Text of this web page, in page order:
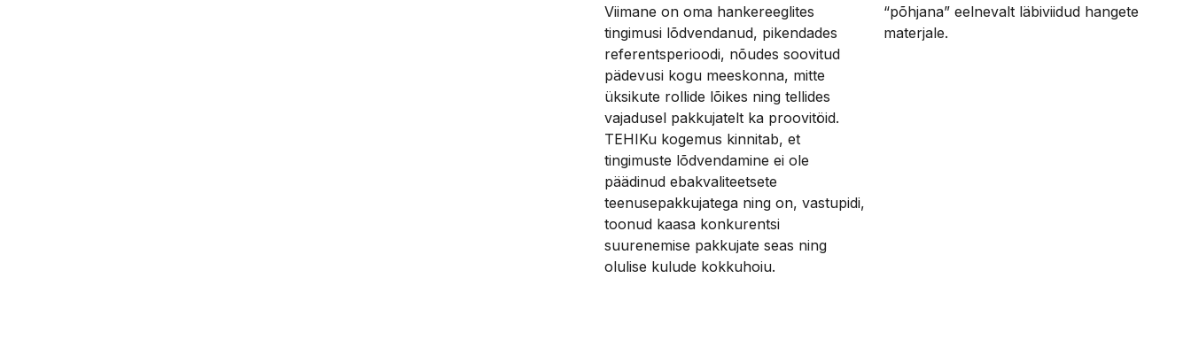
Viimane on oma hankereeglites
tingimusi lõdvendanud, pikendades
referentsperioodi, nõudes soovitud
pädevusi kogu meeskonna, mitte
üksikute rollide lõikes ning tellides
vajadusel pakkujatelt ka proovitöid.
TEHIKu kogemus kinnitab, et
tingimuste lõdvendamine ei ole
päädinud ebakvaliteetsete
teenusepakkujatega ning on, vastupidi,
toonud kaasa konkurentsi
suurenemise pakkujate seas ning
olulise kulude kokkuhoiu.
“põhjana” eelnevalt läbiviidud hangete
materjale.